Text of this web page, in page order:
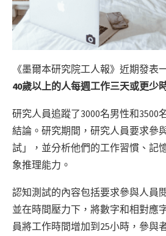
《墨爾本研究院工人報》近期發表
40歲以上的人每週工作三天或更少
研究人員追蹤了3000名男性和3500
結論。研究期間，研究人員要求參
試」，並分析他們的工作習慣、記
象推理能力。
認知測試的內容包括要求參與人員
並在時間壓力下，將數字和相對應
員將工作時間增加到25小時，參與